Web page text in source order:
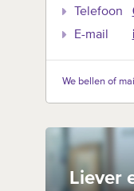
Telefoon
E-mail
We bellen of
Liever